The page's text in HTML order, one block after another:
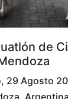
de
29 Agosto
Argentina